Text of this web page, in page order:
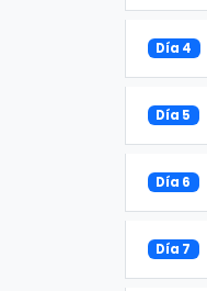
Día 4
Día 5
Día 6
Día 7